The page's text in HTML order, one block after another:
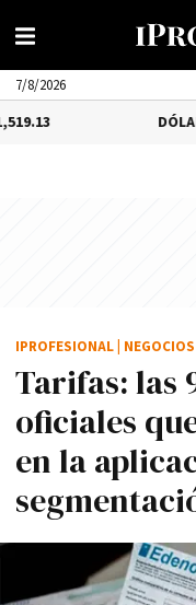
7/8/2026
1.07%
Tarifas: las
oficiales
en la
IPROFESIONAL NEGOCIOS